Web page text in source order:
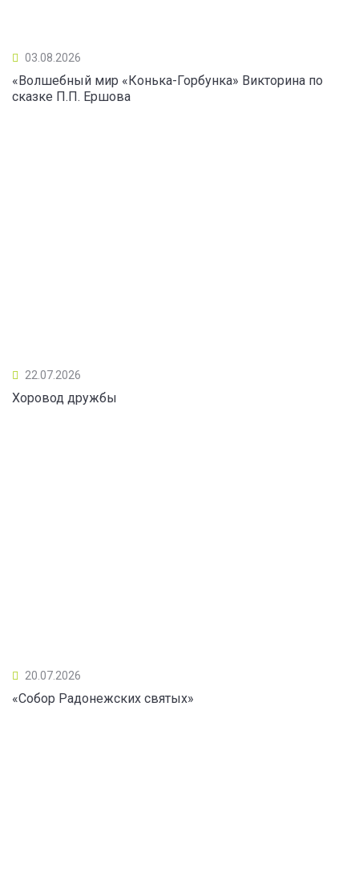
03.08.2026
«Волшебный мир «Конька-Горбунка» Викторина по
сказке П.П. Ершова
22.07.2026
Хоровод дружбы
20.07.2026
«Собор Радонежских святых»